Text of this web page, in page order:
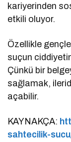
kariyerinden
etkili oluyor.
Özellikle
suçun
Çünkü bir
sağlamak,
açabilir.
KAYNAKÇA:
sahtecilik-